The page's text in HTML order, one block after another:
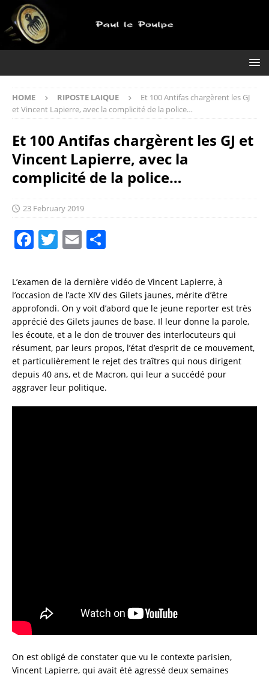
HOME RIPOSTE LAIQUE
Et 100 Antifas chargèrent les GJ
et Vincent Lapierre, avec la complicité de la police…
Et 100 Antifas chargèrent les GJ et
Vincent Lapierre, avec la
complicité de la police…
23 February 2019
F
c
e
b
o
o
k
T
it
te
r
E
ai
l
a
re
L’examen de la dernière vidéo de Vincent Lapierre, à
l’occasion de l’acte XIV des Gilets jaunes, mérite d’être
approfondi. On y voit d’abord que le jeune reporter est très
apprécié des Gilets jaunes de base. Il leur donne la parole,
les écoute, et a le don de trouver des interlocuteurs qui
résument, par leurs propos, l’état d’esprit de ce mouvement,
et particulièrement le rejet des traîtres qui nous dirigent
depuis 40 ans, et de Macron, qui leur a succédé pour
aggraver leur politique.
On est obligé de constater que vu le contexte parisien,
Vincent Lapierre, qui avait été agressé deux semaines